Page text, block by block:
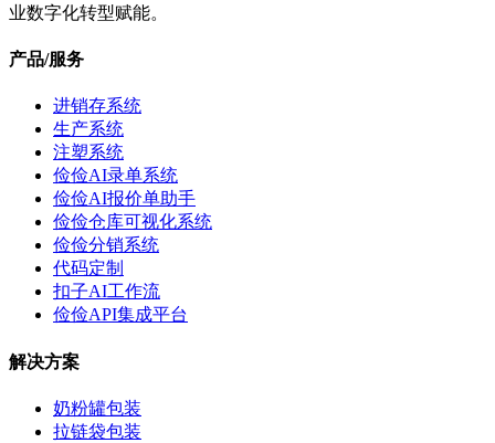
业数字化转型赋能。
产品/服务
进销存系统
生产系统
注塑系统
俭俭AI录单系统
俭俭AI报价单助手
俭俭仓库可视化系统
俭俭分销系统
代码定制
扣子AI工作流
俭俭API集成平台
解决方案
奶粉罐包装
拉链袋包装